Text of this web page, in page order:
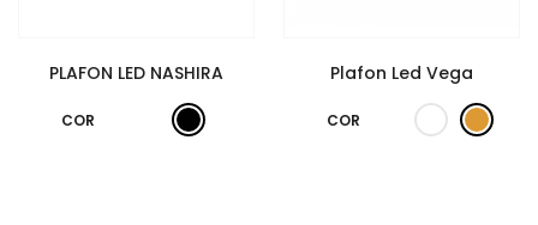
PLAFON LED NASHIRA
COR
Plafon Led Vega
COR